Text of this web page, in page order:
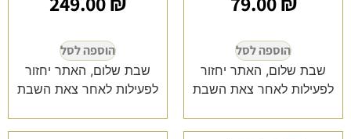
הוספה לסל
שבת שלום, האתר יחזור
לפעילות לאחר צאת השבת
הוספה לסל
שבת שלום, האתר יחזור
לפעילות לאחר צאת השבת